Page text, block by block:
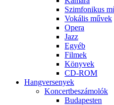
Szimfonikus
Vokális művek
Opera
Jazz
Egyéb
Filmek
Könyvek
CD-ROM
Hangversenyek
Koncertbeszámolók
Budapesten